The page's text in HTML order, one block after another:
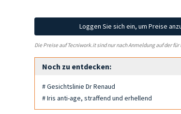
Loggen Sie sich ein, um Preise
Die Preise auf Tecniwork.it sind nur nach Anmeldung auf der
Noch zu entdecken:
# Gesichtslinie Dr Renaud
# Iris anti-age, straffend und erhellend